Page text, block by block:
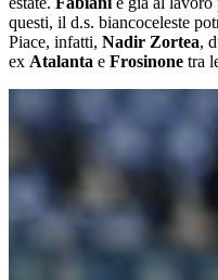
questi, il d.s. biancoceleste
Piace, infatti, Nadir Zortea,
ex Atalanta e Frosinone tra